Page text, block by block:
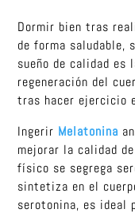
Dormir bien tras
de forma saludable,
sueño de calidad
regeneración del
tras hacer ejercicio
Ingerir Melatonina
mejorar la calidad
físico se segrega
sintetiza en el
serotonina, es ideal